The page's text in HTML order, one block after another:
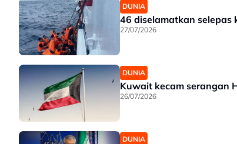
DUNIA
46 diselamatkan selepas
27/07/2026
DUNIA
Kuwait kecam serangan
26/07/2026
DUNIA